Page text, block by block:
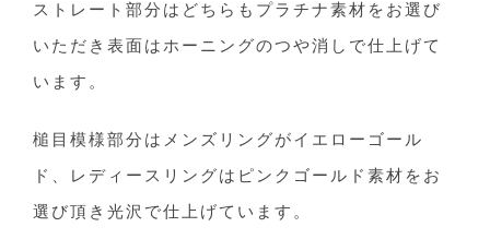
ストレート部分はどちらもプラチナ素材をお選び
いただき表面はホーニングのつや消しで仕上げて
います。
槌目模様部分はメンズリングがイエローゴール
ド、レディースリングはピンクゴールド素材をお
選び頂き光沢で仕上げています。